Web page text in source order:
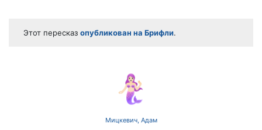
Этот пересказ опубликован на Брифли.
🧜🏻‍♀️
Мицкевич, Адам